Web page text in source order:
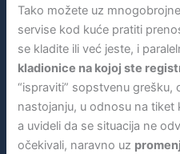
Tako možete uz
servise kod kuće pratiti
se kladite ili već jeste, i
kladionice na kojoj ste
“ispraviti” sopstvenu
nastojanju, u odnosu na tiket
a uvideli da se situacija ne
očekivali, naravno uz